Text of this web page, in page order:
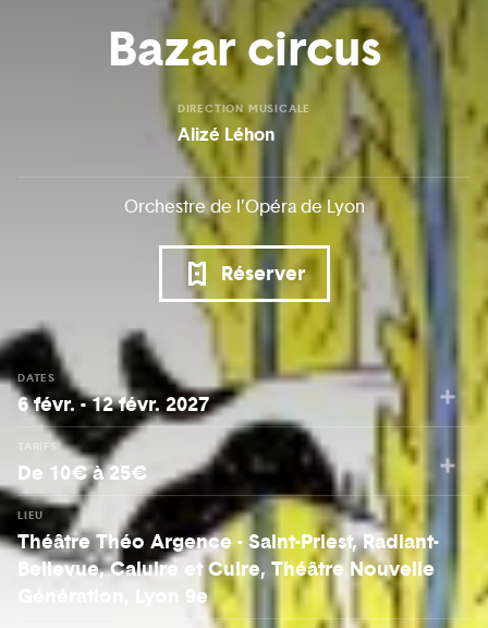
Bazar circus
DIRECTION MUSICALE
Alizé Léhon
Orchestre de l’Opéra de Lyon
Réserver
DATES
6 févr. - 12 févr. 2027
TARIFS
De 10€ à 25€
LIEU
Théâtre Théo Argence - Saint-Priest, Radiant-
Bellevue, Caluire et Cuire, Théâtre Nouvelle
Génération, Lyon 9e